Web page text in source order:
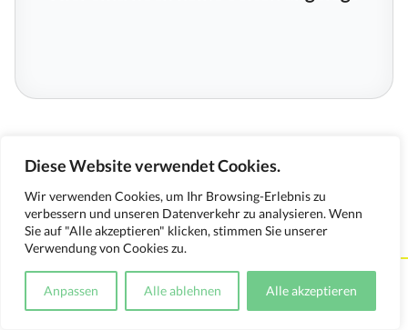
Diese Website verwendet Cookies.
Wir verwenden Cookies, um Ihr Browsing-Erlebnis zu
verbessern und unseren Datenverkehr zu analysieren. Wenn
Sie auf "Alle akzeptieren" klicken, stimmen Sie unserer
Verwendung von Cookies zu.
Anpassen Alle ablehnen Alle akzeptieren
Kontakt Impressum Datenschutzerklärung
Medienverwendungsnachweis